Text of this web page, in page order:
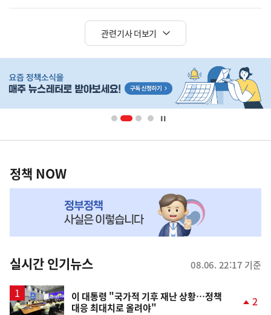
관련기사 더보기
단
배
영
책
NOW,
뉴
스
정책 NOW
실시간 인기뉴스 08.06. 22:17 기준
이 대통령 "국가적 기후 재난 상황…정책
대응 최대치로 올려야"
2